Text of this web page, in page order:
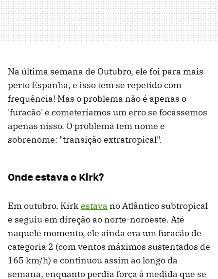
Na última semana de Outubro, ele foi para mais
perto Espanha, e isso tem se repetido com
frequência! Mas o problema não é apenas o
'furacão' e cometeríamos um erro se focássemos
apenas nisso. O problema tem nome e
sobrenome: "transição extratropical".
Onde estava o Kirk?
Em outubro, Kirkestava no Atlântico subtropical
e seguiu em direção ao norte-noroeste. Até
naquele momento, ele ainda era um furacão de
categoria 2 (com ventos máximos sustentados de
165 km/h) e continuou assim ao longo da
semana, enquanto perdia força à medida que se